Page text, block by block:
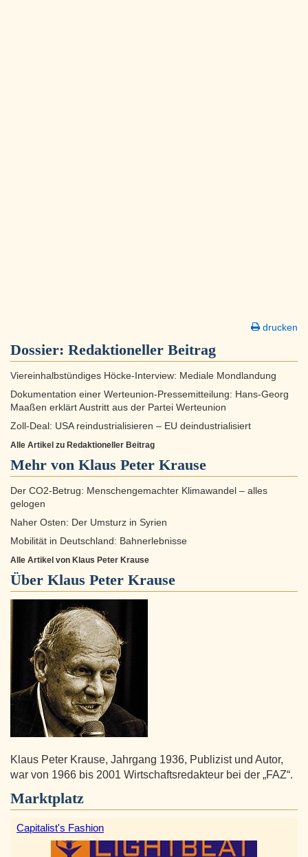
drucken
Dossier: Redaktioneller Beitrag
Viereinhalbstündiges Höcke-Interview: Mediale Mondlandung
Dokumentation einer Werteunion-Pressemitteilung: Hans-Georg
Maaßen erklärt Austritt aus der Partei Werteunion
Zoll-Deal: USA reindustrialisieren – EU deindustrialisiert
Alle Artikel zu Redaktioneller Beitrag
Mehr von Klaus Peter Krause
Der CO2-Betrug: Menschengemachter Klimawandel – alles
gelogen
Naher Osten: Der Umsturz in Syrien
Mobilität in Deutschland: Bahnerlebnisse
Alle Artikel von Klaus Peter Krause
Über Klaus Peter Krause
Klaus Peter Krause, Jahrgang 1936, Publizist und Autor,
war von 1966 bis 2001 Wirtschaftsredakteur bei der „FAZ“.
Marktplatz
Capitalist's Fashion